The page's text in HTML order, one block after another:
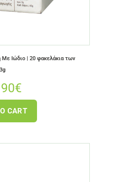
Με Ιώδιο | 20 φακελάκια των
3g
€
CART